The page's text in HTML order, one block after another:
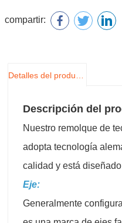
compartir:
Descripción del
Nuestro remolque de
adopta tecnología
calidad y está
Eje:
Generalmente